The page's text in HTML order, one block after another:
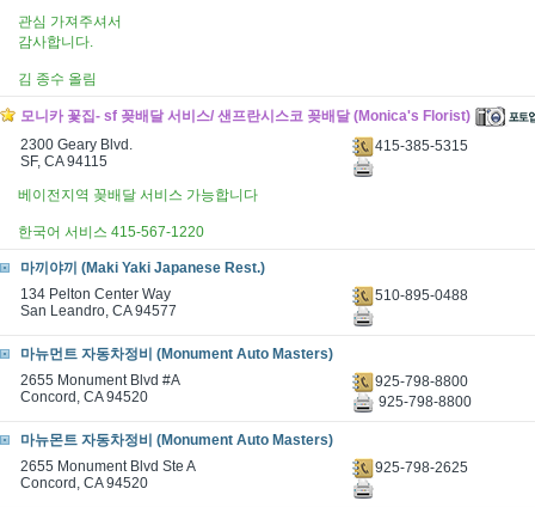
관심 가져주셔서
감사합니다.
김 종수 올림
모니카 꽃집- sf 꽂배달 서비스/ 샌프란시스코 꽂배달 (Monica's Florist)
2300 Geary Blvd.
SF, CA 94115
415-385-5315
베이전지역 꽂배달 서비스 가능합니다
한국어 서비스 415-567-1220
마끼야끼 (Maki Yaki Japanese Rest.)
134 Pelton Center Way
San Leandro, CA 94577
510-895-0488
마뉴먼트 자동차정비 (Monument Auto Masters)
2655 Monument Blvd #A
Concord, CA 94520
925-798-8800
925-798-8800
마뉴몬트 자동차정비 (Monument Auto Masters)
2655 Monument Blvd Ste A
Concord, CA 94520
925-798-2625